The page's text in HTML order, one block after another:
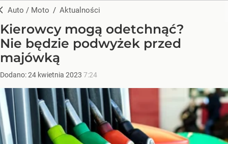
Auto / Moto / Aktualności
Kierowcy mogą odetchnąć?
Nie będzie podwyżek przed
majówką
Dodano:24 kwietnia 2023 7:24